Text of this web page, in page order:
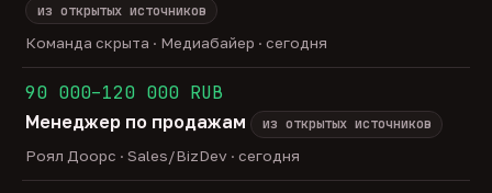
из открытых источников
Команда скрыта · Медиабайер · сегодня
90 000–120 000 RUB
Менеджер по продажам
из открытых источников
Роял Доорс · Sales/BizDev · сегодня